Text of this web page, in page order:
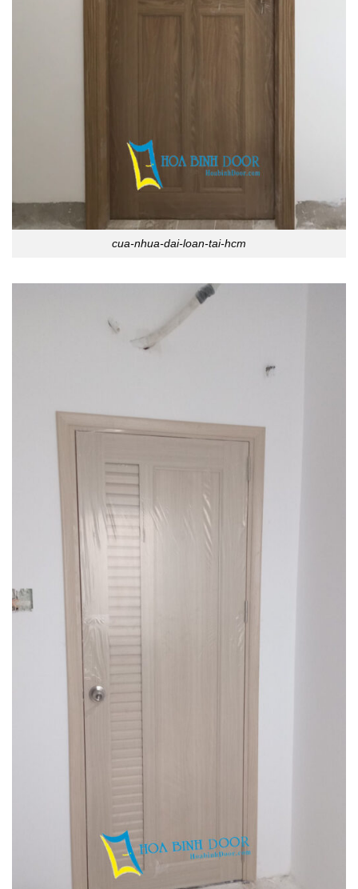
cua-nhua-dai-loan-tai-hcm